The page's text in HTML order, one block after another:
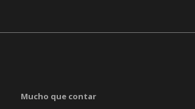
Mucho que contar